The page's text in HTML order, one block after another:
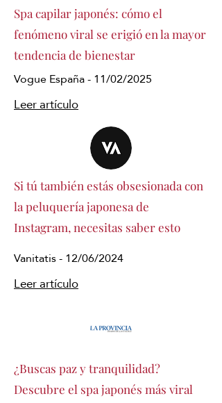
Spa capilar japonés: cómo el
fenómeno viral se erigió en la mayor
tendencia de bienestar
Vogue España - 11/02/2025
Leer artículo
Si tú también estás obsesionada con
la peluquería japonesa de
Instagram, necesitas saber esto
Vanitatis - 12/06/2024
Leer artículo
¿Buscas paz y tranquilidad?
Descubre el spa japonés más viral